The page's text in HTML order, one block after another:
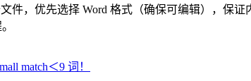
件，优先选择 Word 格式（确保可编辑），保
match＜9 词！